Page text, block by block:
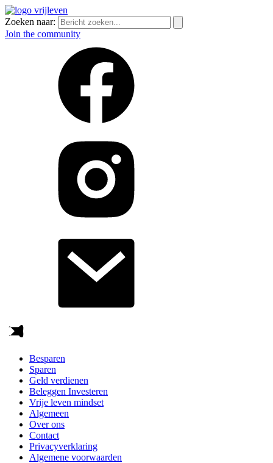
Zoeken naar:
Join the community
Besparen
Sparen
Geld verdienen
Beleggen Investeren
Vrije leven mindset
Algemeen
Over ons
Contact
Privacyverklaring
Algemene voorwaarden